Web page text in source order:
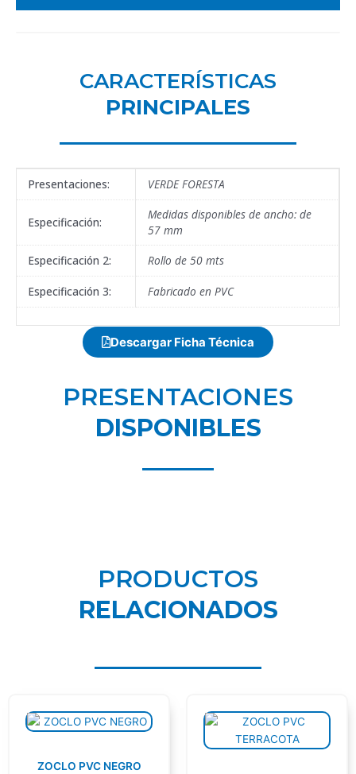
CARACTERÍSTICAS
PRINCIPALES
Presentaciones: VERDE FORESTA
Especificación:
Medidas disponibles de ancho: de
57 mm
Especificación 2:
Rollo de 50 mts
Especificación 3: Fabricado en PVC
Descargar Ficha Técnica
PRESENTACIONES
DISPONIBLES
PRODUCTOS
RELACIONADOS
ZOCLO PVC NEGRO